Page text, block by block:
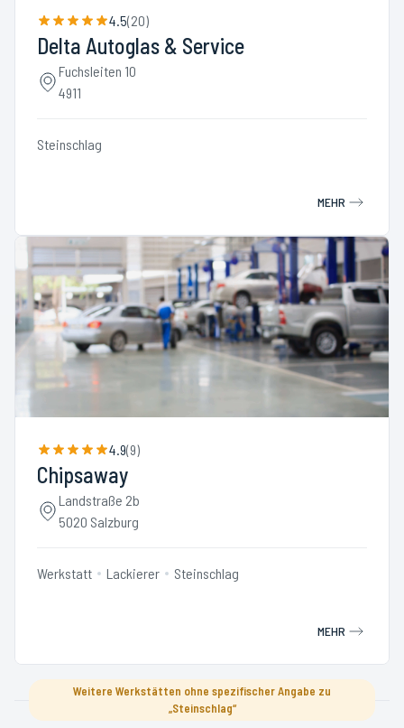
4.5(20)
Delta Autoglas & Service
Fuchsleiten 10
4911
Steinschlag
MEHR
4.9(9)
Chipsaway
Landstraße 2b
5020 Salzburg
Werkstatt Lackierer Steinschlag
MEHR
Weitere Werkstätten ohne spezifischer Angabe zu
„Steinschlag“